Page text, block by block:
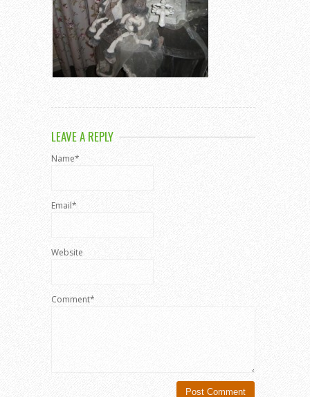
LEAVE A REPLY
Name*
Email*
Website
Comment*